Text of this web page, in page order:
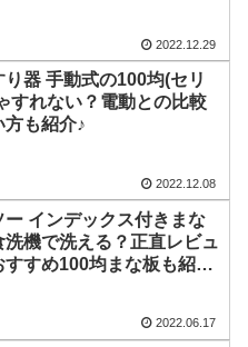
2022.12.29
り器 手動式の100均(セリ
すれない？電動との比較
方も紹介♪
2022.12.08
ー インデックス付きまな
洗機で洗える？正直レビュ
すすめ100均まな板も紹介
2022.06.17